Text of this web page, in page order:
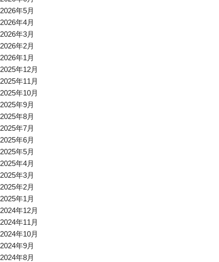
2026年5月
2026年4月
2026年3月
2026年2月
2026年1月
2025年12月
2025年11月
2025年10月
2025年9月
2025年8月
2025年7月
2025年6月
2025年5月
2025年4月
2025年3月
2025年2月
2025年1月
2024年12月
2024年11月
2024年10月
2024年9月
2024年8月